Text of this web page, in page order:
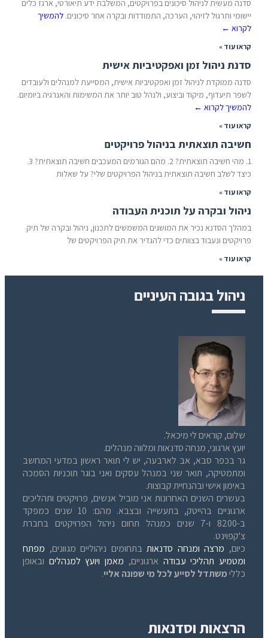
סדנה מעשית לניהול סיכונים בפרויקטים, המשלבת ידע תיאורטי, ארגז כלים
יישומי ותרגול לזיהוי, הערכה, התמודדות ובקרה אחר סיכונים. להמשיך
לקרוא ←
קראו עוד »
סדנת ניהול זמן ואפקטיביות אישית
סדנה ממוקדת לניהול זמן ואפקטיביות אישית, המסייעת למנהלים ולעובדים
לשפר תיעדוף, מיקוד וביצוע, ולנהל טוב יותר את המשימות והאנרגיה ביומיום.
להמשיך לקרוא ←
קראו עוד »
חשיבה תוצאתית בניהול פרויקטים
1. מהי חשיבה תוצאתית? 2. מהם הגורמים המעכבים חשיבה תוצאתית? 3.
כיצד לשלב חשיבה תוצאתית בניהול הפרויקטים שלי? על שאלות
קראו עוד »
ניהול ובקרה על תוכנית העבודה
במהלך הסדנא נכיר את המושגים המשמשים לתכנון, ניהול ובקרה של תיק
פרויקטים ונעבוד בצוותים כדי להגדיר את תיק הפרויקטים של
קראו עוד »
ניהול בגובה העיניים
שלום, קוראים לי מיכאל.
יועץ ארגוני, מנחה סדנאות ומלווה מנהלים.
גר בכפר סבא, אב לארבעה, יש לי תואר ראשון במדעי המחשב
ומתמטיקה, תואר שני במנהל עסקים ואני בוגר תוכניות הסמכה
באימון אישי ובהנחיית קבוצות.
בעשרים השנים האחרונות אני מוביל אנשים, פרויקטים ותהליכים
ארגוניים בהייטק, בתעשייה ובצבא. מהם: 10 שנים כמפקד
ב-8200 ו-7 שנים כמנהל תחום ניהול הפרויקטים בחברת
צ'קפוינט.
כיום, מרצה ומנחה סדנאותבתחומים ניהוליים מגוונים, מפתח
ומטמיע תהליכי עבודה ארגוניים, מאמן ויועץ למנהלים ובאופן
כללימשתדל לסייע לכל מי שפונה אליי.
הרצאות וסדנאות